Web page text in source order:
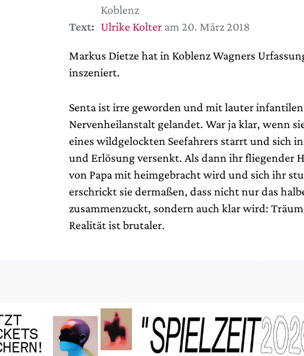
Koblenz
Text: Ulrike Kolteram 20. März 2018
Markus Dietze hat in Koblenz Wagners
inszeniert.
Senta ist irre geworden und mit lauter
Nervenheilanstalt gelandet. War ja klar, wenn
eines wildgelockten Seefahrers starrt und sich
und Erlösung versenkt. Als dann ihr fliegender
von Papa mit heimgebracht wird und sich ihr
erschrickt sie dermaßen, dass nicht nur das
zusammenzuckt, sondern auch klar wird:
Realität ist brutaler.